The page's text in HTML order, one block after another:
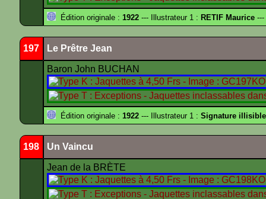
Édition originale : 1922 --- Illustrateur 1 : RETIF Maurice
197 Le Prêtre Jean
Baron John BUCHAN
Édition originale : 1922 --- Illustrateur 1 : Signature illisible
198 Un Vaincu
Jean de la BRÈTE